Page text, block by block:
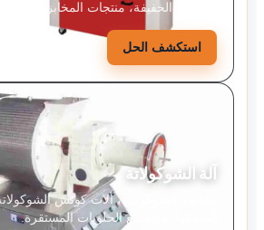
الوجبات الخفيفة، منتجات المخابز،
استكشف الحل
آلة الشوكولاتة
معالجة الشوكولاتة، آلات كونش
الشوكولاتة لتصنيع الحلويات المستقرة.